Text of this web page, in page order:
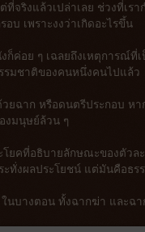
จริงแล้วเปล่าเลย ช่วงที่เร
บ เพราะงงว่าเกิดอะไรขึ้น
ค่อย ๆ เฉลยถึงเหตุการณ์ที่
รมชาติของคนหนึ่งคนไปแล้ว
ยฉาก หรือดนตรีประกอบ ห
งมนุษย์ล้วน ๆ
ยคที่อธิบายลักษณะของตัวล
ะทั่งผลประโยชน์ แต่มันคือธ
นบางตอน ทั้งฉากฆ่า และฉ